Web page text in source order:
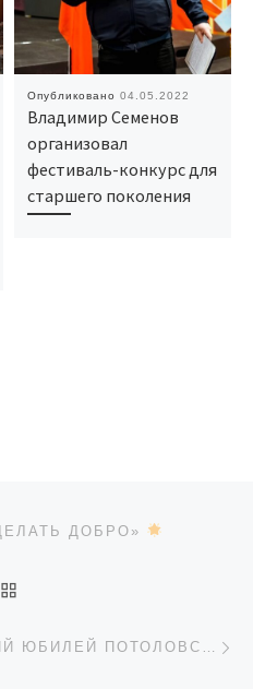
Опубликовано 04.05.2022
Владимир Семенов
организовал
фестиваль-конкурс для
старшего поколения
ДОБРО»
С.П. ЛЕМПИНО 70-ЛЕТНИЙ ЮБИЛЕЙ ПОТОЛОВСКИХ АНАТОЛИЯ ВЛАДИМИРОВИЧА